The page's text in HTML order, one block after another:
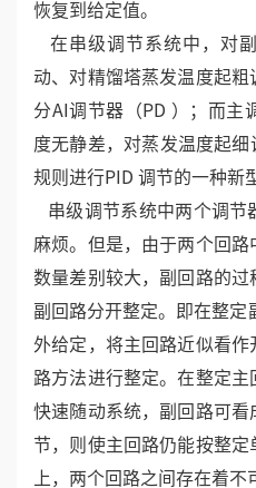
恢复到给定值。
在串级调节系统中，对
动、对精馏塔蒸发温度起
分AI调节器（PD ）；而主
度无静差，对蒸发温度起
规则进行PID 调节的一种新
串级调节系统中两个调节
麻烦。但是，由于两个回
数量差别较大，副回路的过
副回路分开整定。即在整定
外给定，将主回路近似看作
路方法进行整定。在整定
快速随动系统，副回路可
节，则使主回路仍能按整
上，两个回路之间存在着不